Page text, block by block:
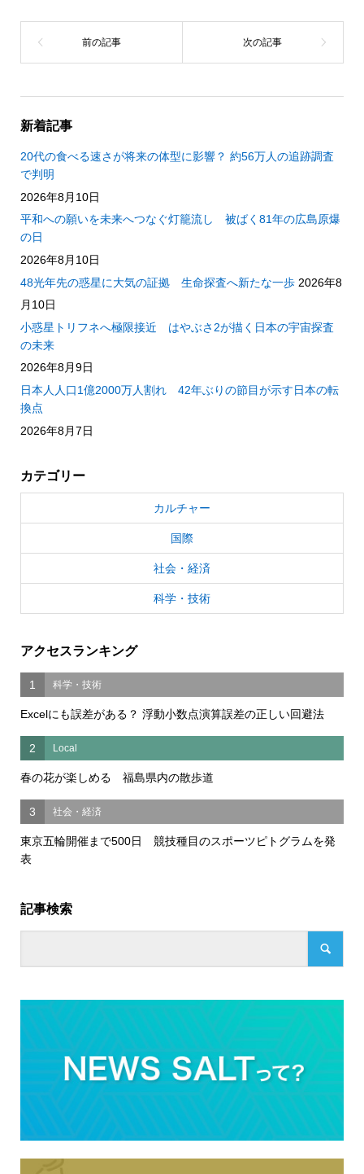
新着記事
20代の食べる速さが将来の体型に影響？ 約56万人の追跡調査
で判明
2026年8月10日
平和への願いを未来へつなぐ灯籠流し 被ばく81年の広島原爆
の日
2026年8月10日
48光年先の惑星に大気の証拠 生命探査へ新たな一歩 2026年8
月10日
小惑星トリフネへ極限接近 はやぶさ2が描く日本の宇宙探査
の未来
2026年8月9日
日本人人口1億2000万人割れ 42年ぶりの節目が示す日本の転
換点
2026年8月7日
カテゴリー
カルチャー
国際
社会・経済
科学・技術
アクセスランキング
1 科学・技術
Excelにも誤差がある？ 浮動小数点演算誤差の正しい回避法
2 Local
春の花が楽しめる 福島県内の散歩道
3 社会・経済
東京五輪開催まで500日 競技種目のスポーツピトグラムを発
表
記事検索